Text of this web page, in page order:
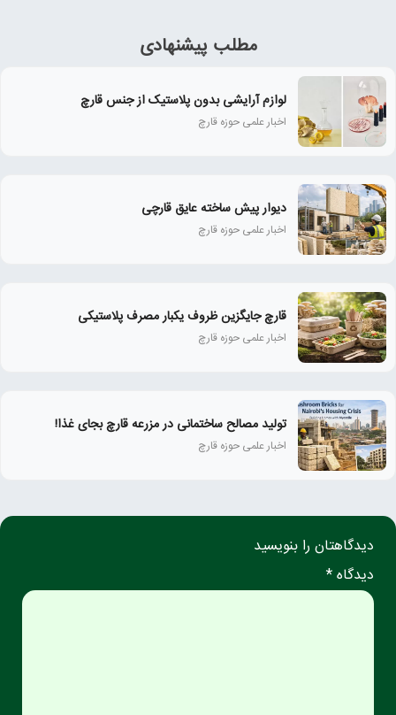
مطلب پیشنهادی
لوازم آرایشی بدون پلاستیک از جنس قارچ
اخبار علمی حوزه قارچ
دیوار پیش ساخته عایق قارچی
اخبار علمی حوزه قارچ
قارچ جایگزین ظروف یکبار مصرف پلاستیکی
اخبار علمی حوزه قارچ
تولید مصالح ساختمانی در مزرعه قارچ بجای غذا!
اخبار علمی حوزه قارچ
دیدگاهتان را بنویسید
دیدگاه *